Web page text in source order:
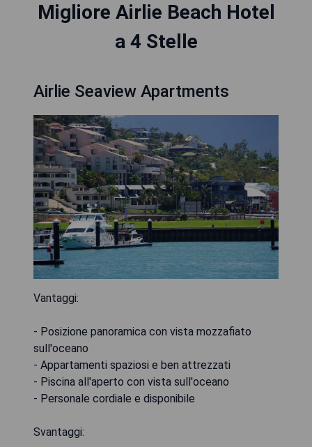
Migliore Airlie Beach Hotel
a 4 Stelle
Airlie Seaview Apartments
Vantaggi:
- Posizione panoramica con vista mozzafiato
sull'oceano
- Appartamenti spaziosi e ben attrezzati
- Piscina all'aperto con vista sull'oceano
- Personale cordiale e disponibile
Svantaggi: